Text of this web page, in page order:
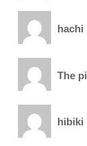
hachi
The
hibiki